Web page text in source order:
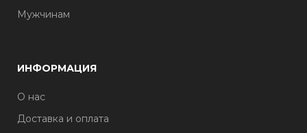
Мужчинам
ИНФОРМАЦИЯ
О нас
Доставка и оплата